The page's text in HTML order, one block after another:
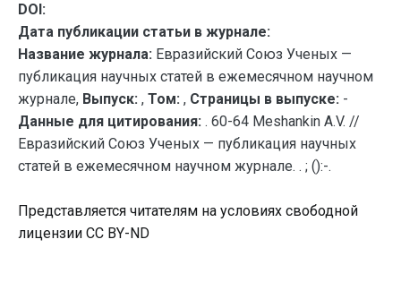
DOI:
Дата публикации статьи в журнале:
Название журнала: Евразийский Союз Ученых —
публикация научных статей в ежемесячном научном
журнале, Выпуск: , Том: , Страницы в выпуске: -
Данные для цитирования: . 60-64 Meshankin A.V. //
Евразийский Союз Ученых — публикация научных
статей в ежемесячном научном журнале. . ; ():-.
Представляется читателям на условиях свободной
лицензии CC BY-ND